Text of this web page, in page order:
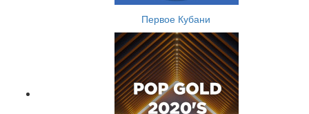
Первое Кубани